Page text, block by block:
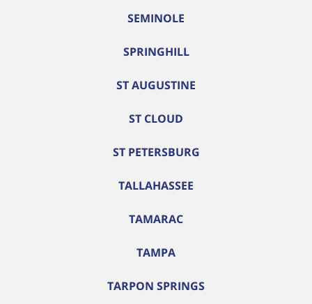
SEMINOLE
SPRINGHILL
ST AUGUSTINE
ST CLOUD
ST PETERSBURG
TALLAHASSEE
TAMARAC
TAMPA
TARPON SPRINGS